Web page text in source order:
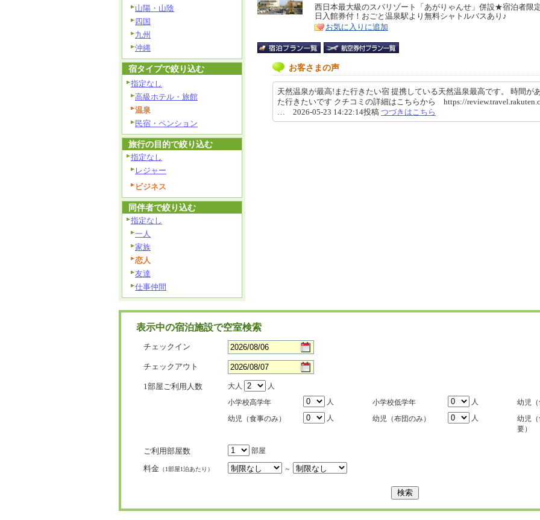
リ
ア
特
徴
西日本最大級のスパリゾート「あがりゃんせ」併設★宿泊者限
日入館券付！おごと温泉駅より無料シャトルバスあり♪
お気に入りに追加
お客さまの声
天然温泉が最高!また行きたい宿 提携している天然温泉最高です。 時間が
た行きたいです クチコミの詳細はこちらから https://
… 2026-05-23 14:22:14投稿 つづきはこちら
山陽・山陰
四国
九州
沖縄
宿タイプで絞り込む
指定なし
高級ホテル・旅館
温泉
民宿・ペンション
旅行の目的で絞り込む
指定なし
レジャー
ビジネス
同伴者で絞り込む
指定なし
一人
家族
恋人
友達
仕事仲間
表示中の宿泊施設で空室検索
チェックイン
チェックアウト
1部屋ご利用人数 大人
人
小学校高学年
人 小学校低学年 人 幼児（
幼児（食事のみ）
人 幼児（布団のみ） 人
幼児
要）
ご利用部屋数 部屋
料金 （1部屋1泊あたり） ～